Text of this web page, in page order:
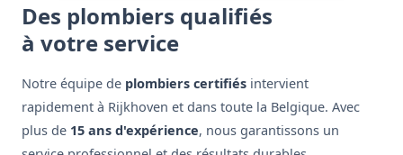
Des plombiers qualifiés
à votre service
Notre équipe de plombiers certifiés intervient
rapidement à Rijkhoven et dans toute la Belgique. Avec
plus de 15 ans d'expérience, nous garantissons un